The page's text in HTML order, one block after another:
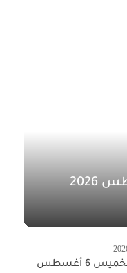
أبراج اليوم الجمعة 7 أغسطس 2026
أبراج اليوم الخميس 6 أغسطس